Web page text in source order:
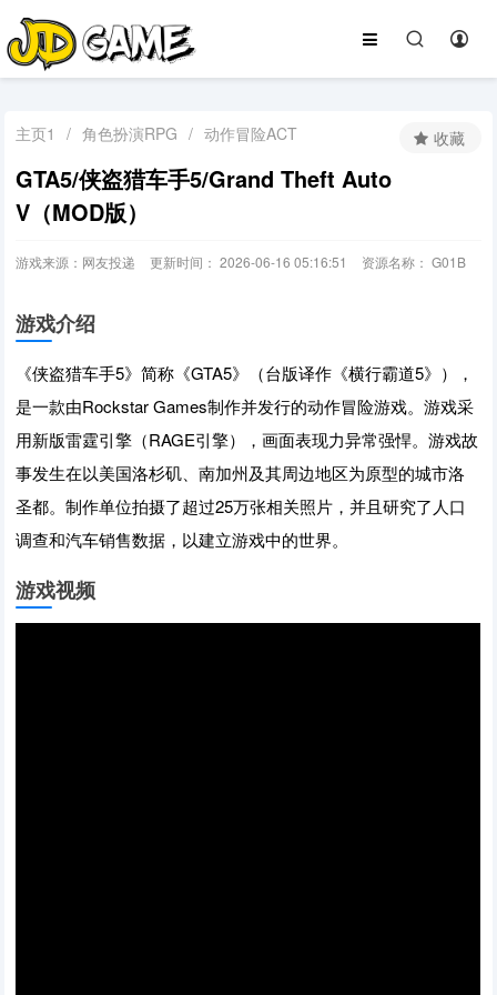
主页1 / 角色扮演RPG / 动作冒险ACT
GTA5/侠盗猎车手5/Grand Theft Auto
V（MOD版）
游戏来源：网友投递 更新时间： 2026-06-16 05:16:51 资源名称： G01B
收藏
游戏介绍
《侠盗猎车手5》简称《GTA5》（台版译作《横行霸道5》），
是一款由Rockstar Games制作并发行的动作冒险游戏。游戏采
用新版雷霆引擎（RAGE引擎），画面表现力异常强悍。游戏故
事发生在以美国洛杉矶、南加州及其周边地区为原型的城市洛
圣都。制作单位拍摄了超过25万张相关照片，并且研究了人口
调查和汽车销售数据，以建立游戏中的世界。
游戏视频